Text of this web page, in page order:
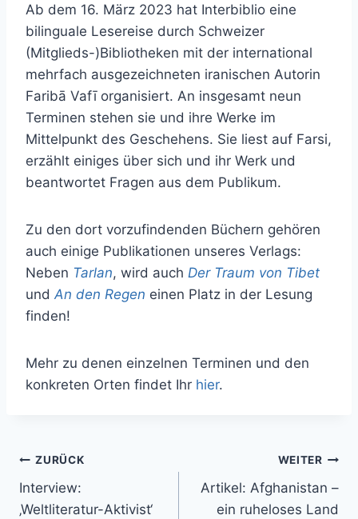
Ab dem 16. März 2023 hat Interbiblio eine
bilinguale Lesereise durch Schweizer
(Mitglieds-)Bibliotheken mit der international
mehrfach ausgezeichneten iranischen Autorin
Faribā Vafī organisiert. An insgesamt neun
Terminen stehen sie und ihre Werke im
Mittelpunkt des Geschehens. Sie liest auf Farsi,
erzählt einiges über sich und ihr Werk und
beantwortet Fragen aus dem Publikum.
Zu den dort vorzufindenden Büchern gehören
auch einige Publikationen unseres Verlags:
Neben Tarlan, wird auch Der Traum von Tibet
und An den Regen einen Platz in der Lesung
finden!
Mehr zu denen einzelnen Terminen und den
konkreten Orten findet Ihr hier.
ZURÜCK
Interview:
‚Weltliteratur-Aktivist‘
WEITER
Artikel: Afghanistan –
ein ruheloses Land